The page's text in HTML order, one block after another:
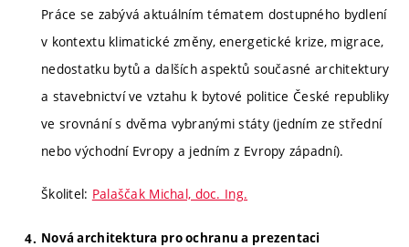
Práce se zabývá aktuálním tématem dostupného bydlení
v kontextu klimatické změny, energetické krize, migrace,
nedostatku bytů a dalších aspektů současné architektury
a stavebnictví ve vztahu k bytové politice České republiky
ve srovnání s dvěma vybranými státy (jedním ze střední
nebo východní Evropy a jedním z Evropy západní).
Školitel: Palaščak Michal, doc. Ing.
Nová architektura pro ochranu a prezentaci